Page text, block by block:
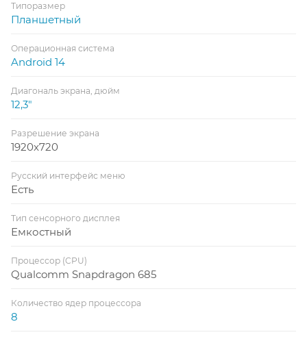
Типоразмер
Планшетный
Операционная система
Android 14
Диагональ экрана, дюйм
12,3"
Разрешение экрана
1920x720
Русский интерфейс меню
Есть
Тип сенсорного дисплея
Емкостный
Процессор (CPU)
Qualcomm Snapdragon 685
Количество ядер процессора
8